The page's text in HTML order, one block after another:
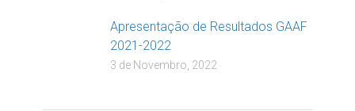
Apresentação de Resultados GAAF
2021-2022
3 de Novembro, 2022